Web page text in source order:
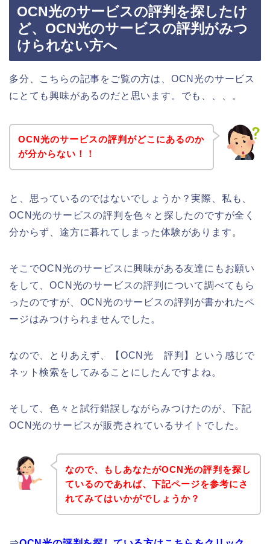
OCN光のサービスの評判を探したけ
ど、OCN光のサービスの評判がみつ
けられない方へ
多分、こちらの記事をご覧の方は、OCN光のサービス
にとても興味があるのだと思います。でも、、、。
OCN光のサービスの評判がどこにあるのか
が分からない！！
と、思っているのではないでしょうか？実際、私も、
OCN光のサービスの評判を色々と探したのですが全く
分からず、途方に暮れてしまった体験があります。
そこでOCN光のサービスに興味がある友達にもお願い
をして、OCN光のサービスの評判について調べてもら
ったのですが、OCN光のサービスの評判が書かれたペ
ージはみつけられませんでした。
なので、とりあえず、【OCN光 評判】という感じで
ネット検索をしてみることにしたんですよね。
そして、色々と試行錯誤しながらみつけたのが、下記
OCN光のサービスが販売されているサイトでした。
なので、もしあなたがOCN光の評判を探し
ているのであれば、下記ページを参考にさ
れてみてはいかがでしょうか？